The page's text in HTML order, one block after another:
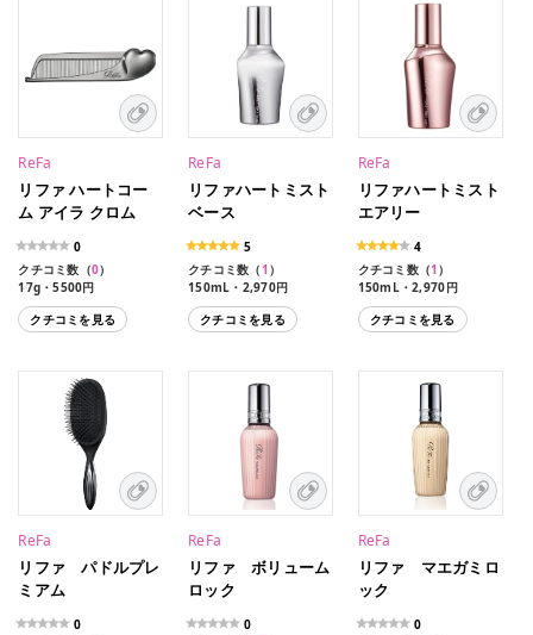
ReFa
リファ ハートコー
ム アイラ クロム
0
クチコミ数（0）
17g・5500円
クチコミを見る
ReFa
リファハートミスト
ベース
5
クチコミ数（1 ）
150mL・2,970円
クチコミを見る
ReFa
リファハートミスト
エアリー
4
クチコミ数（1 ）
150mL・2,970円
クチコミを見る
ReFa
リファ パドルプレ
ミアム
0
ReFa
リファ ボリューム
ロック
0
ReFa
リファ マエガミロ
ック
0